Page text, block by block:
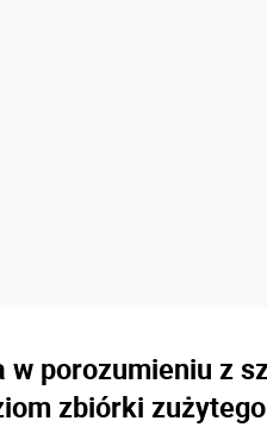
porozumieniu z
zbiórki